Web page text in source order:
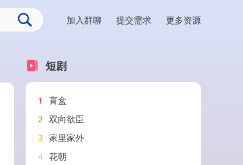
加入群聊 提交需求 更多资源
短剧
1
盲盒
2 双向欲臣
3 家里家外
4 花朝